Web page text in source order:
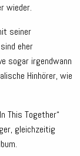
wieder.
seiner
eher
sogar irgendwann
Hinhörer, wie
This Together“
gleichzeitig